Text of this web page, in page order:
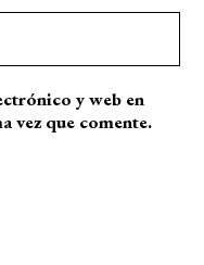
y web en
vez que comente.